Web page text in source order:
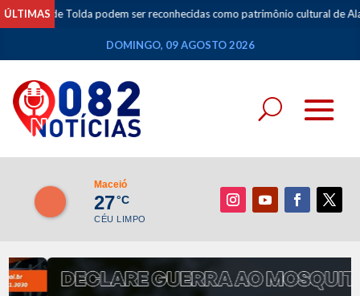
ÚLTIMAS
Tolda podem ser reconhecidas como patrimônio cultural de Alagoas •
DOMINGO, 09 AGOSTO 2026
Maceió
27°C
CÉU LIMPO